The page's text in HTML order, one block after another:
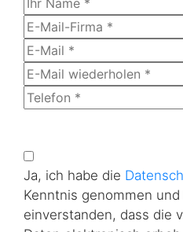
Ja, ich habe die
Kenntnis genommen
einverstanden, dass die